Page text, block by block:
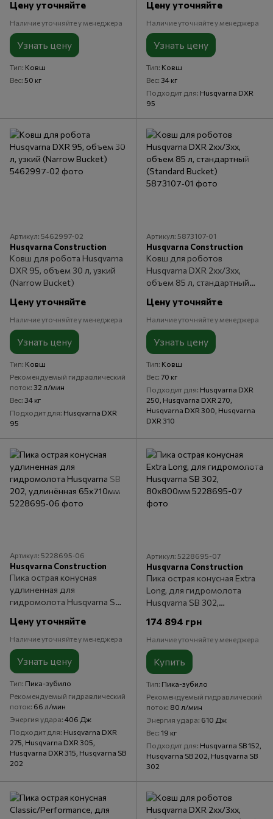
Цену уточняйте
Наличие уточняйте у менеджера
Узнать цену
Тип Ковш
Вес 50 кг
Цену уточняйте
Наличие уточняйте у менеджера
Узнать цену
Тип Ковш
Вес 34 кг
Подходит для Husqvarna DXR
95
Артикул: 5462997‑02
Husqvarna Construction
Ковш для робота Husqvarna
DXR 95, объем 30 л, узкий
(Narrow Bucket)
Цену уточняйте
Наличие уточняйте у менеджера
Узнать цену
Тип Ковш
Рекомендуемый гидравлический
поток 32 л/мин
Вес 34 кг
Подходит для Husqvarna DXR
95
Артикул: 5873107‑01
Husqvarna Construction
Ковш для роботов
Husqvarna DXR 2xx/3xx,
объем 85 л, стандартный
Цену уточняйте
Наличие уточняйте у менеджера
Узнать цену
Тип Ковш
Вес 70 кг
Подходит для Husqvarna DXR
250, Husqvarna DXR 270,
Husqvarna DXR 300, Husqvarna
DXR 310
Артикул: 5228695‑06
Husqvarna Construction
Пика острая конусная
удлиненная для
гидромолота Husqvarna SB
Цену уточняйте
Наличие уточняйте у менеджера
Узнать цену
Тип Пика-зубило
Рекомендуемый гидравлический
поток 66 л/мин
Энергия удара 406 Дж
Подходит для Husqvarna DXR
275, Husqvarna DXR 305,
Husqvarna DXR 315, Husqvarna SB
202
Артикул: 5228695-07
Husqvarna Construction
Пика острая конусная Extra
Long, для гидромолота
Husqvarna SB 302,
174 894 грн
Наличие уточняйте у менеджера
Купить
Тип Пика-зубило
Рекомендуемый гидравлический
поток 80 л/мин
Энергия удара 610 Дж
Вес 19 кг
Подходит для Husqvarna SB 152,
Husqvarna SB 202, Husqvarna SB
302